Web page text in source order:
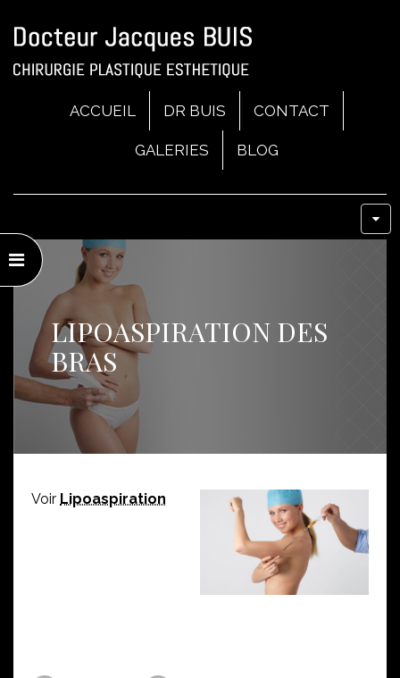
ACCUEIL DR BUIS CONTACT
GALERIES BLOG
LIPOASPIRATION DES
BRAS
Voir Lipoaspiration